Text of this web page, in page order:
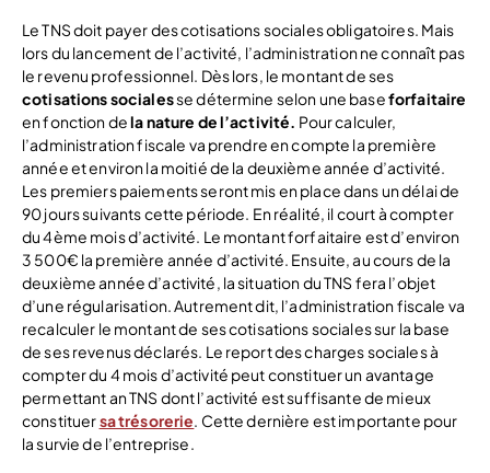
Le TNS doit payer des cotisations sociales obligatoires. Mais
lors du lancement de l’activité, l’administration ne connaît pas
le revenu professionnel. Dès lors, le montant de ses
cotisations socialesse détermine selon une baseforfaitaire
en fonction dela nature de l’activité. Pour calculer,
l’administration fiscale va prendre en compte la première
année et environ la moitié de la deuxième année d’activité.
Les premiers paiements seront mis en place dans un délai de
90 jours suivants cette période. En réalité, il court à compter
du 4ème mois d’activité. Le montant forfaitaire est d’environ
3 500€ la première année d’activité. Ensuite, au cours de la
deuxième année d’activité, la situation du TNS fera l’objet
d’une régularisation. Autrement dit, l’administration fiscale va
recalculer le montant de ses cotisations sociales sur la base
de ses revenus déclarés. Le report des charges sociales à
compter du 4 mois d’activité peut constituer un avantage
permettant an TNS dont l’activité est suffisante de mieux
constituersa trésorerie. Cette dernière est importante pour
la survie de l’entreprise.